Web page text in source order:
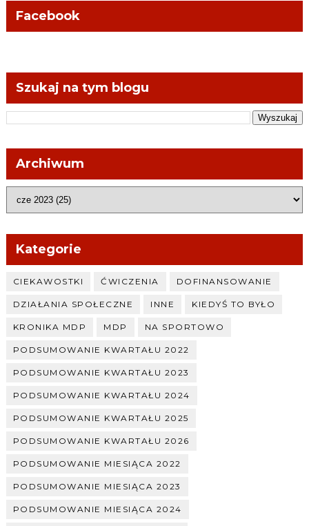
Facebook
Szukaj na tym blogu
Archiwum
Kategorie
CIEKAWOSTKI ĆWICZENIA DOFINANSOWANIE
DZIAŁANIA SPOŁECZNE INNE KIEDYŚ TO BYŁO
KRONIKA MDP MDP NA SPORTOWO
PODSUMOWANIE KWARTAŁU 2022
PODSUMOWANIE KWARTAŁU 2023
PODSUMOWANIE KWARTAŁU 2024
PODSUMOWANIE KWARTAŁU 2025
PODSUMOWANIE KWARTAŁU 2026
PODSUMOWANIE MIESIĄCA 2022
PODSUMOWANIE MIESIĄCA 2023
PODSUMOWANIE MIESIĄCA 2024